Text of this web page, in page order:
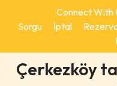
Connect With
Sorgu
İptal
Çerkezköy